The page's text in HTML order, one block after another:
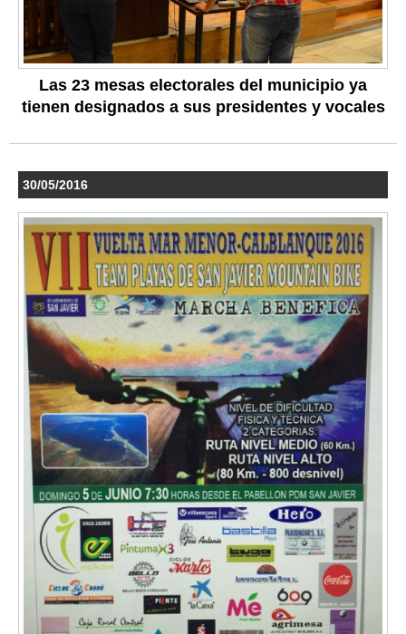
Las 23 mesas electorales del municipio ya
tienen designados a sus presidentes y vocales
30/05/2016